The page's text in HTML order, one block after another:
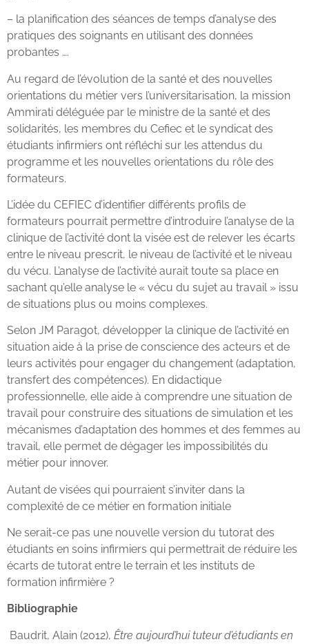
– la planification des séances de temps d’analyse des
pratiques des soignants en utilisant des données
probantes ….
Au regard de l’évolution de la santé et des nouvelles
orientations du métier vers l’universitarisation, la mission
Ammirati déléguée par le ministre de la santé et des
solidarités, les membres du Cefiec et le syndicat des
étudiants infirmiers ont réfléchi sur les attendus du
programme et les nouvelles orientations du rôle des
formateurs.
L’idée du CEFIEC d’identifier différents profils de
formateurs pourrait permettre d’introduire l’analyse de la
clinique de l’activité dont la visée est de relever les écarts
entre le niveau prescrit, le niveau de l’activité et le niveau
du vécu. L’analyse de l’activité aurait toute sa place en
sachant qu’elle analyse le « vécu du sujet au travail » issu
de situations plus ou moins complexes.
Selon JM Paragot, développer la clinique de l’activité en
situation aide à la prise de conscience des acteurs et de
leurs activités pour engager du changement (adaptation,
transfert des compétences). En didactique
professionnelle, elle aide à comprendre une situation de
travail pour construire des situations de simulation et les
mécanismes d’adaptation des hommes et des femmes au
travail, elle permet de dégager les impossibilités du
métier pour innover.
Autant de visées qui pourraient s’inviter dans la
complexité de ce métier en formation initiale
Ne serait-ce pas une nouvelle version du tutorat des
étudiants en soins infirmiers qui permettrait de réduire les
écarts de tutorat entre le terrain et les instituts de
formation infirmière ?
Bibliographie
Baudrit, Alain (2012), Être aujourd’hui tuteur d’étudiants en